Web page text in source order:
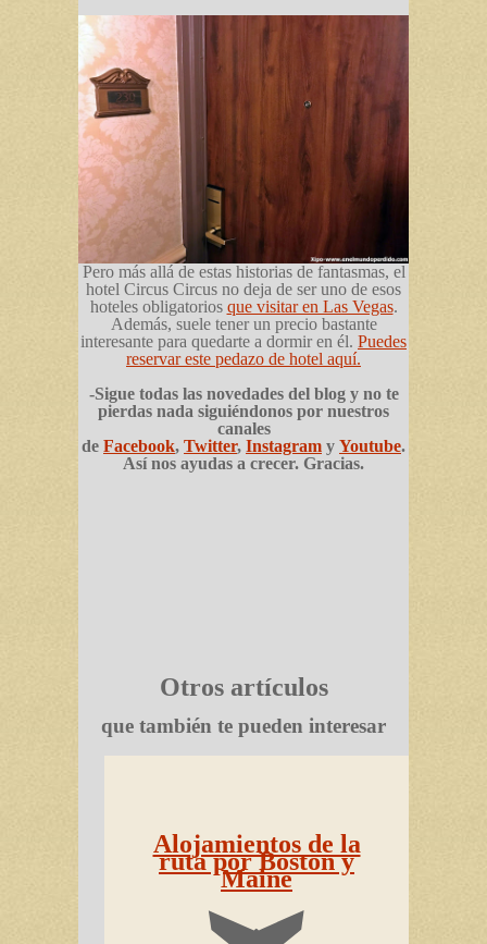
Pero más allá de estas historias de fantasmas, el
hotel Circus Circus no deja de ser uno de esos
hoteles obligatorios que visitar en Las Vegas.
Además, suele tener un precio bastante
interesante para quedarte a dormir en él. Puedes
reservar este pedazo de hotel aquí.
-Sigue todas las novedades del blog y no te
pierdas nada siguiéndonos por nuestros
canales
de Facebook, Twitter, Instagram y Youtube.
Así nos ayudas a crecer. Gracias.
Otros artículos
que también te pueden interesar
Alojamientos de la
ruta por Boston y
Maine